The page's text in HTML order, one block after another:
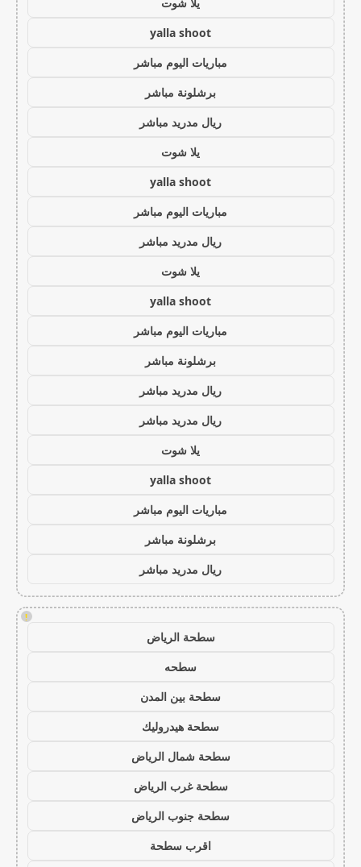
يلا شوت
yalla shoot
مباريات اليوم مباشر
برشلونة مباشر
ريال مدريد مباشر
يلا شوت
yalla shoot
مباريات اليوم مباشر
ريال مدريد مباشر
يلا شوت
yalla shoot
مباريات اليوم مباشر
برشلونة مباشر
ريال مدريد مباشر
ريال مدريد مباشر
يلا شوت
yalla shoot
مباريات اليوم مباشر
برشلونة مباشر
ريال مدريد مباشر
!
سطحة الرياض
سطحه
سطحة بين المدن
سطحة هيدروليك
سطحة شمال الرياض
سطحة غرب الرياض
سطحة جنوب الرياض
اقرب سطحة